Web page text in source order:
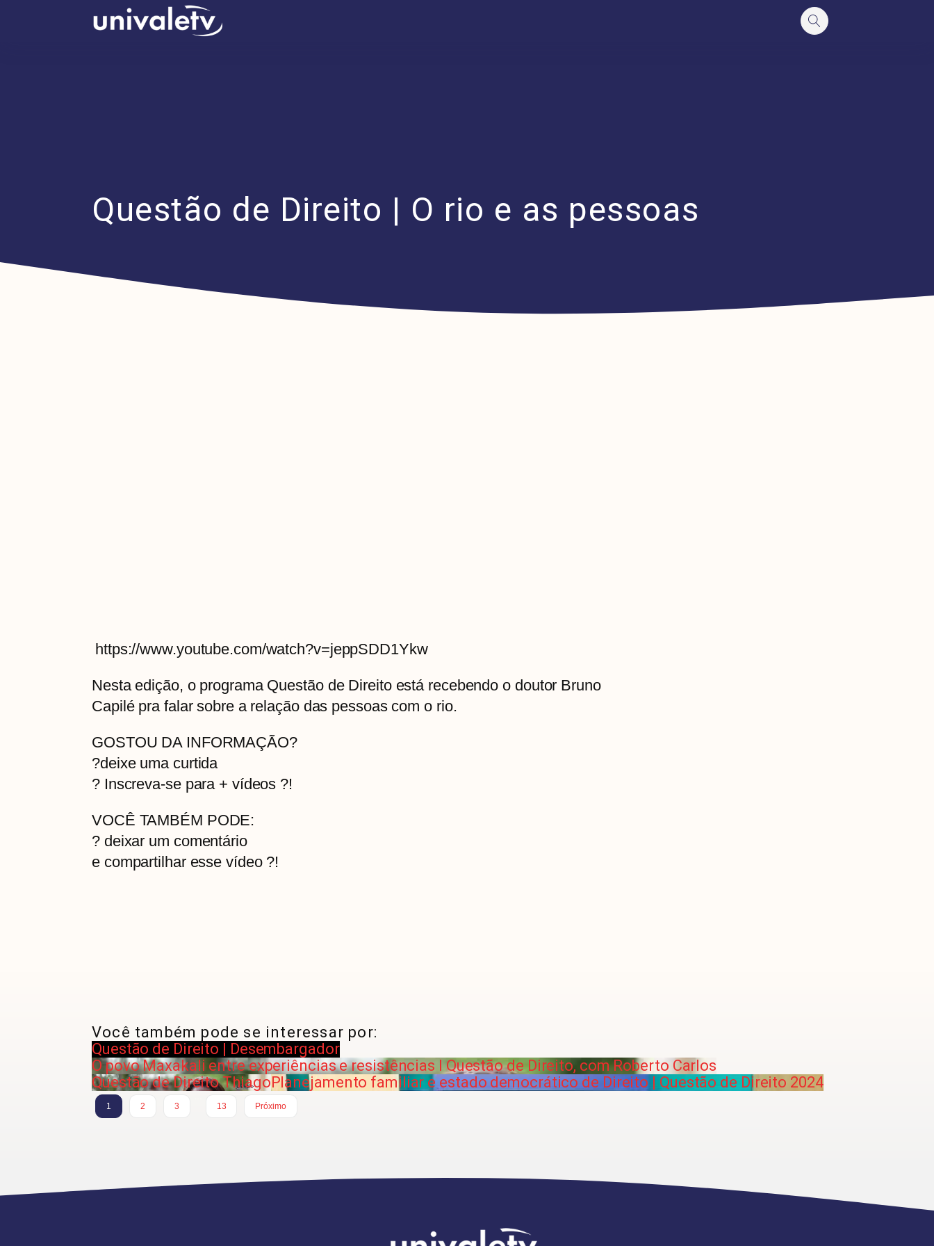
Questão de Direito | O rio e as pessoas
https://www.youtube.com/watch?v=jeppSDD1Ykw
Nesta edição, o programa Questão de Direito está recebendo o doutor Bruno
Capilé pra falar sobre a relação das pessoas com o rio.
GOSTOU DA INFORMAÇÃO?
?deixe uma curtida
? Inscreva-se para + vídeos ?!
VOCÊ TAMBÉM PODE:
? deixar um comentário
e compartilhar esse vídeo ?!
Você também pode se interessar por:
Questão de Direito | Desembargador
O povo Maxakali entre experiências e resistências I Questão de Direito, com Roberto Carlos
Questão de Direito Thiago Planejamento familiar e estado democrático de Direito | Questão de Direito 2024
1 2 3
13
Próximo